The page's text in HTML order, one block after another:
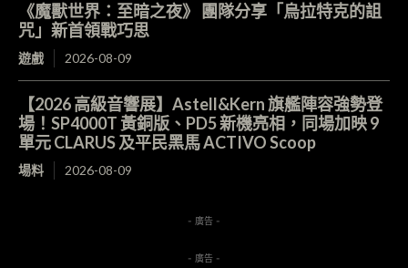
《魔獸世界：至暗之夜》 團隊分享「烏拉特克的詛
咒」新首領戰巧思
遊戲 2026-08-09
【2026 高級音響展】Astell&Kern 旗艦陣容強勢登
場！SP4000T 黃銅版、PD5 新機亮相，同場加映 9
單元 CLARUS 及平民黑馬 ACTIVO Scoop
場料 2026-08-09
- 廣告 -
- 廣告 -